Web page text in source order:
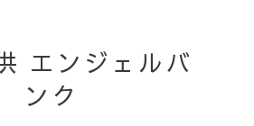
エンジェルバ
ンク